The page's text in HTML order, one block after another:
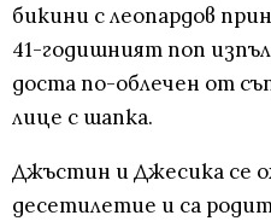
бикини с леопардов
41-годишният поп
доста по-облечен от
лице с шапка.
Джъстин и Джесика се
десетилетие и са